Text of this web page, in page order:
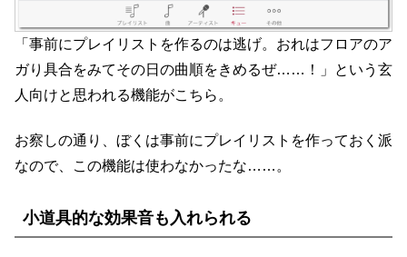
「事前にプレイリストを作るのは逃げ。おれはフロアのア
ガり具合をみてその日の曲順をきめるぜ……！」という玄
人向けと思われる機能がこちら。
お察しの通り、ぼくは事前にプレイリストを作っておく派
なので、この機能は使わなかったな……。
小道具的な効果音も入れられる